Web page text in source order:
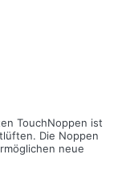
TouchNoppen ist
Die Noppen
neue